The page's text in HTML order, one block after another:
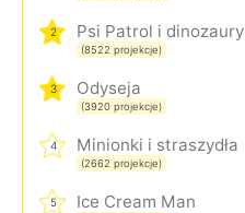
2 Psi Patrol i dinozaury
(8522 projekcje)
3 Odyseja
(3920 projekcje)
4 Minionki i straszydła
(2662 projekcje)
5 Ice Cream Man